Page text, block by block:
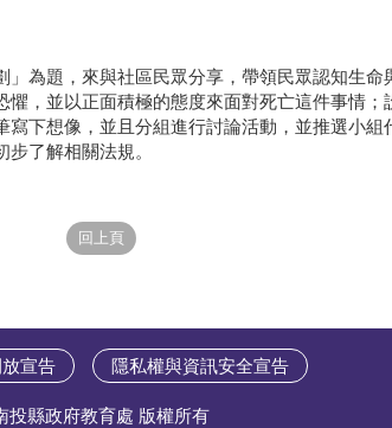
」為題，來與社區民眾分享，帶領民眾認知生
，並以正面積極的態度來面對死亡這件事情
下想像，並且分組進行討論活動，並推選小
了解相關法規。
宣告 隱私權與資訊安全宣告
投縣政府教育處 版權所有